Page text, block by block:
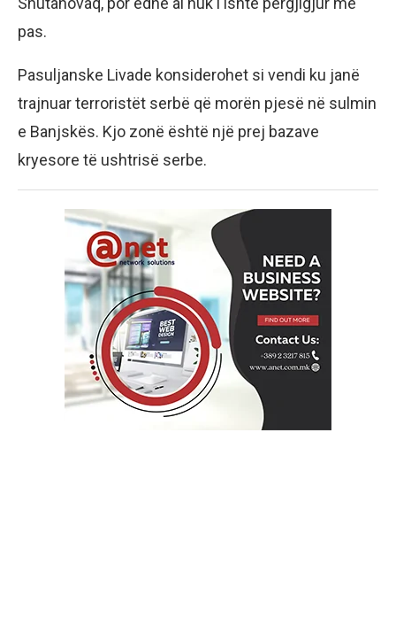
pas.
Pasuljanske Livade konsiderohet si vendi ku janë
trajnuar terroristët serbë që morën pjesë në sulmin
e Banjskës. Kjo zonë është një prej bazave
kryesore të ushtrisë serbe.